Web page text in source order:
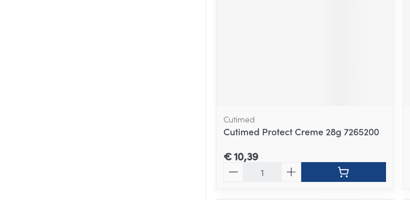
Cutimed
Cutimed Protect Creme 28g 7265200
€ 10,39